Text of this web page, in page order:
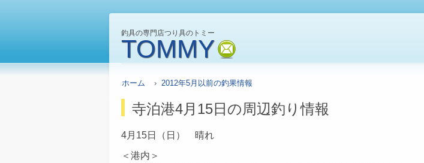
釣具の専門店つり具のトミー
TOMMY
ホーム › 2012年5月以前の釣果情報
寺泊港4月15日の周辺釣り情報
4月15日（日） 晴れ
＜港内＞